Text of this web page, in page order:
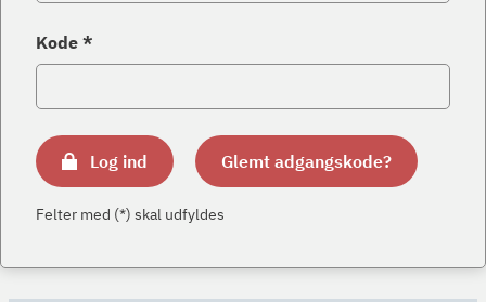
Kode *
Log ind Glemt adgangskode?
Felter med (*) skal udfyldes